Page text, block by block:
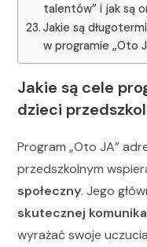
talentów” i jak są
Jakie są
w programie „Oto
Jakie są cele
dzieci
Program „Oto JA”
przedszkolnym
społeczny. Jego
skutecznej
wyrażać swoje